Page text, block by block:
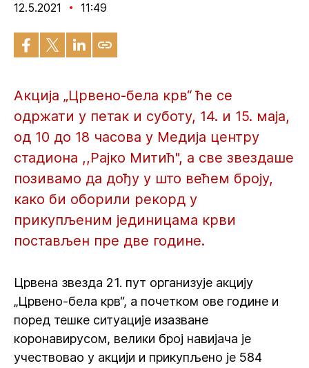
12.5.2021 11:49
Акција „Црвено-бела крв“ ће се
одржати у петак и суботу, 14. и 15. маја,
од 10 до 18 часова у Медија центру
стадиона ,,Рајко Митић", а све звездаше
позивамо да дођу у што већем броју,
како би оборили рекорд у
прикупљеним јединицама крви
постављен пре две године.
Црвена звезда 21. пут организује акцију
„Црвено-бела крв“, а почетком ове године и
поред тешке ситуације изазване
коронавирусом, велики број навијача је
учествовао у акцији и прикупљено је 584